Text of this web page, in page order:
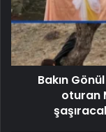
Bakın
oturan